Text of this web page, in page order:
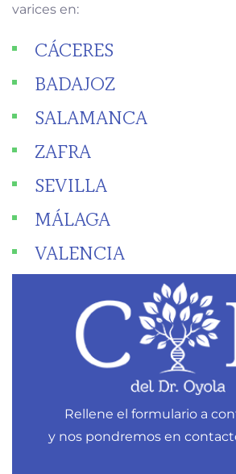
varices en:
CÁCERES
BADAJOZ
SALAMANCA
ZAFRA
SEVILLA
MÁLAGA
VALENCIA
Rellene el formulario a
y nos pondremos en